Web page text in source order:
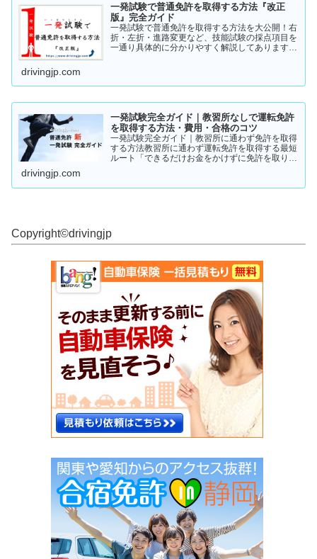
一発試験で普通免許を取得する方法『改正
版』完全ガイド
一発試験で普通免許を取得する方法を大公開！右
折・左折・進路変更など、技能試験の採点項目を
一通り具体的に分かりやすく解説してあります。
drivingjp.com
一発試験完全ガイド｜教習所なしで運転免許
を取得する方法・費用・合格のコツ
一発試験完全ガイド｜教習所に通わず免許を取得
する方法教習所に通わず運転免許を取得する最短
ルート「できるだけお金をかけずに免許を取りた
試験（飛び込み試験...
drivingjp.com
Copyright©︎drivingjp